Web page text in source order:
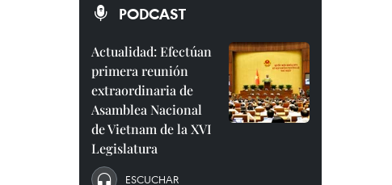
PODCAST
Actualidad: Efectúan
primera reunión
extraordinaria de
Asamblea Nacional
de Vietnam de la XVI
Legislatura
ESCUCHAR